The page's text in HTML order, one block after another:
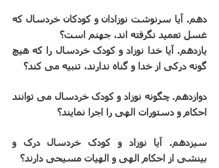
دهم. آیا سرنوشت نوزادان و کودکان خردسال که
غسل تعمید نگرفته اند، جهنم است؟
یازدهم. آیا خدا نوزاد و کودک خردسال را که هیچ
گونه درکی از خدا و گناه ندارند، تنبیه می کند؟
دوازدهم. چگونه نوزاد و کودک خردسال می توانند
احکام و دستورات الهی را اجرا نمایند؟
سیزدهم. آیا نوزاد و کودک خردسال درک و
بینشی از احکام الهی و الهیات مسیحی دارند؟